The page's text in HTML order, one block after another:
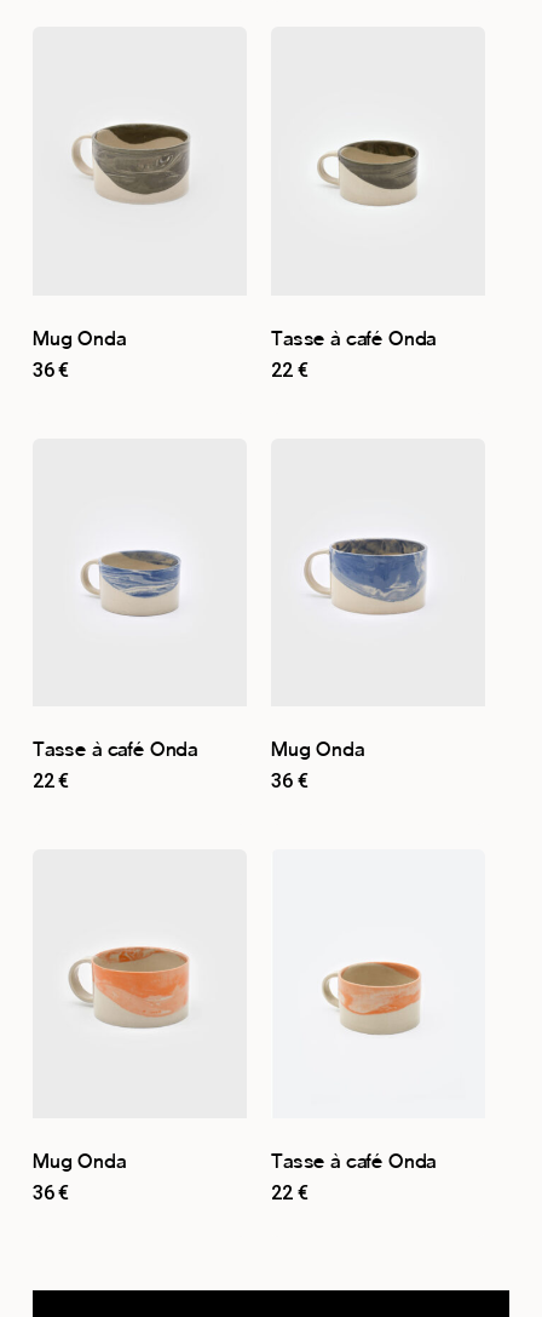
Mug Onda
36€
Tasse à café Onda
22 €
Tasse à café Onda
22€
Mug Onda
36 €
Mug Onda
36€
Tasse à café Onda
22 €